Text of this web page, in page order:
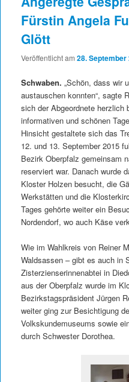
Fürstin Angela
Glött
Veröffentlicht am 28. September
Schwaben. „Schön, dass wir
austauschen konnten“, sagte
sich der Abgeordnete herzlich
informativen und schönen
Hinsicht gestaltete sich das
12. und 13. September 2015
Bezirk Oberpfalz gemeinsam
reserviert war. Danach wurde
Kloster Holzen besucht, die
Werkstätten und die
Tages gehörte weiter ein
Nordendorf, wo auch Käse
Wie im Wahlkreis von Reiner
Waldsassen – gibt es auch in
Zisterzienserinnenabtei in
aus der Oberpfalz wurde im
Bezirkstagspräsident Jürgen
weiter ging zur Besichtigung
Volkskundemuseums sowie
durch Schwester Dorothea.